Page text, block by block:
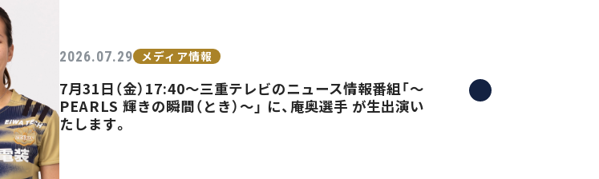
2026.07.29 メディア情報
7月31日（金）17:40〜三重テレビのニュース情報番組「〜
PEARLS 輝きの瞬間（とき）〜」 に、庵奥選手 が生出演い
たします。